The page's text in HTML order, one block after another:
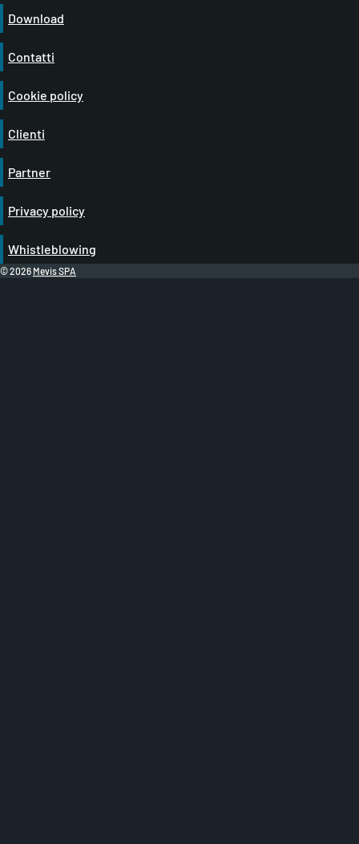
Download
Contatti
Cookie policy
Clienti
Partner
Privacy policy
Whistleblowing
© 2026 Mevis SPA